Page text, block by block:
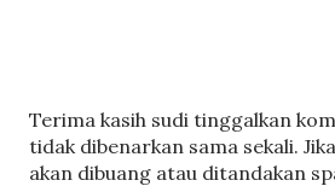
C
a
t
Terima kasih sudi tinggalkan
tidak dibenarkan sama sekali.
akan dibuang atau ditandakan